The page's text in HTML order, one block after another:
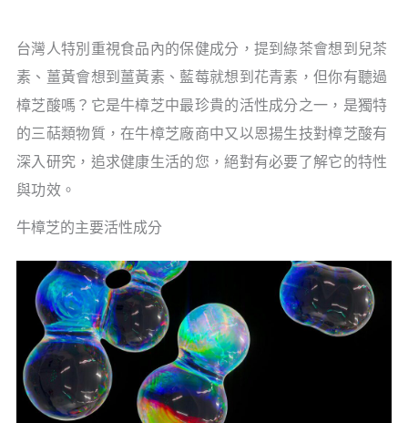
台灣人特別重視食品內的保健成分，提到綠茶會想到兒茶
素、薑黃會想到薑黃素、藍莓就想到花青素，但你有聽過
樟芝酸嗎？它是牛樟芝中最珍貴的活性成分之一，是獨特
的三萜類物質，在牛樟芝廠商中又以恩揚生技對樟芝酸有
深入研究，追求健康生活的您，絕對有必要了解它的特性
與功效。
牛樟芝的主要活性成分